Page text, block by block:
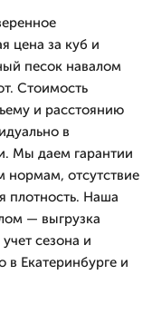
цена за куб и
песок навалом
Стоимость
и расстоянию
в
Мы даем гарантии
нормам, отсутствие
плотность. Наша
— выгрузка
сезона и
в Екатеринбурге и